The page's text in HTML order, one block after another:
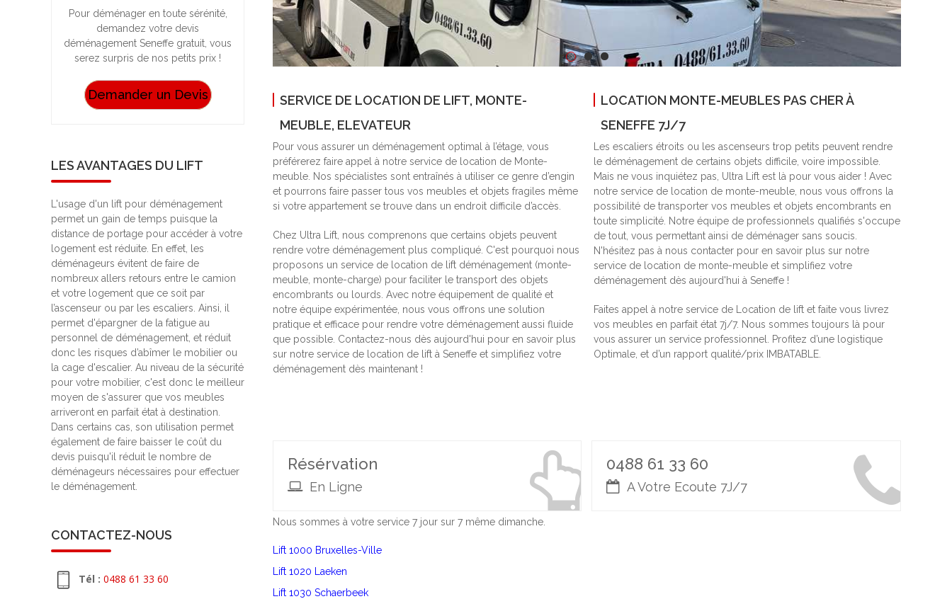
SERVICE DE LOCATION DE LIFT, MONTE-
MEUBLE, ELEVATEUR
Pour vous assurer un déménagement optimal à l’étage, vous
préférerez faire appel à notre service de location de Monte-
meuble. Nos spécialistes sont entraînés à utiliser ce genre d’engin
et pourrons faire passer tous vos meubles et objets fragiles même
si votre appartement se trouve dans un endroit difficile d’accès.
Chez Ultra Lift, nous comprenons que certains objets peuvent
rendre votre déménagement plus compliqué. C'est pourquoi nous
proposons un service de location de lift déménagement (monte-
meuble, monte-charge) pour faciliter le transport des objets
encombrants ou lourds. Avec notre équipement de qualité et
notre équipe expérimentée, nous vous offrons une solution
pratique et efficace pour rendre votre déménagement aussi fluide
que possible. Contactez-nous dès aujourd'hui pour en savoir plus
sur notre service de location de lift à Seneffe et simplifiez votre
déménagement dès maintenant !
LOCATION MONTE-MEUBLES PAS CHER À
SENEFFE 7J/7
Les escaliers étroits ou les ascenseurs trop petits peuvent rendre
le déménagement de certains objets difficile, voire impossible.
Mais ne vous inquiétez pas, Ultra Lift est là pour vous aider ! Avec
notre service de location de monte-meuble, nous vous offrons la
possibilité de transporter vos meubles et objets encombrants en
toute simplicité. Notre équipe de professionnels qualifiés s'occupe
de tout, vous permettant ainsi de déménager sans soucis.
N'hésitez pas à nous contacter pour en savoir plus sur notre
service de location de monte-meuble et simplifiez votre
déménagement dès aujourd'hui à Seneffe !
Faites appel à notre service de Location de lift et faite vous livrez
vos meubles en parfait état 7j/7. Nous sommes toujours là pour
vous assurer un service professionnel. Profitez d’une logistique
Optimale, et d’un rapport qualité/prix IMBATABLE.
Résérvation
En Ligne
0488 61 33 60
A Votre Ecoute 7J/7
Nous sommes à votre service 7 jour sur 7 même dimanche.
Lift 1000 Bruxelles-Ville
Lift 1020 Laeken
Lift 1030 Schaerbeek
Pour déménager en toute sérénité,
demandez votre devis
déménagement Seneffe gratuit, vous
serez surpris de nos petits prix !
Demander un Devis
LES AVANTAGES DU LIFT
L'usage d'un lift pour déménagement
permet un gain de temps puisque la
distance de portage pour accéder à votre
logement est réduite. En effet, les
déménageurs évitent de faire de
nombreux allers retours entre le camion
et votre logement que ce soit par
l’ascenseur ou par les escaliers. Ainsi, il
permet d'épargner de la fatigue au
personnel de déménagement, et réduit
donc les risques d’abîmer le mobilier ou
la cage d'escalier. Au niveau de la sécurité
pour votre mobilier, c'est donc le meilleur
moyen de s'assurer que vos meubles
arriveront en parfait état à destination.
Dans certains cas, son utilisation permet
également de faire baisser le coût du
devis puisqu'il réduit le nombre de
déménageurs nécessaires pour effectuer
le déménagement.
CONTACTEZ-NOUS
Tél : 0488 61 33 60